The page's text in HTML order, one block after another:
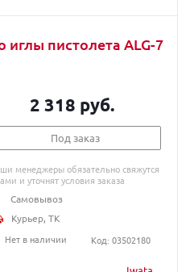
иглы пистолета ALG-7
2 318 руб.
Под заказ
менеджеры обязательно свяжутся
и уточнят условия заказа
Самовывоз
Курьер, ТК
Нет в наличии
Код: 03502180